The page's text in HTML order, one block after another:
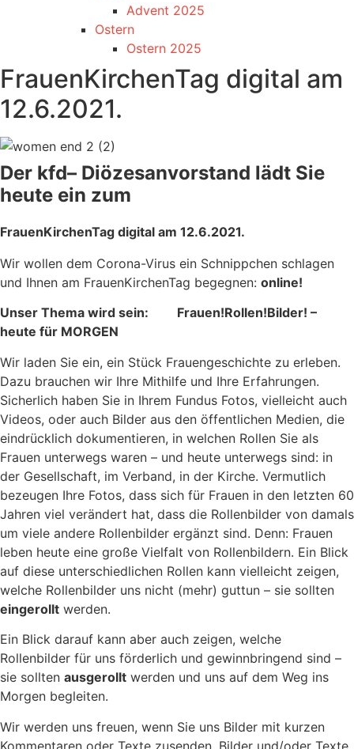
Advent 2025
Ostern
Ostern 2025
FrauenKirchenTag digital am
12.6.2021.
Der kfd– Diözesanvorstand lädt Sie
heute ein zum
FrauenKirchenTag digital am 12.6.2021.
Wir wollen dem Corona-Virus ein Schnippchen schlagen
und Ihnen am FrauenKirchenTag begegnen: online!
Unser Thema wird sein: Frauen!Rollen!Bilder! –
heute für MORGEN
Wir laden Sie ein, ein Stück Frauengeschichte zu erleben.
Dazu brauchen wir Ihre Mithilfe und Ihre Erfahrungen.
Sicherlich haben Sie in Ihrem Fundus Fotos, vielleicht auch
Videos, oder auch Bilder aus den öffentlichen Medien, die
eindrücklich dokumentieren, in welchen Rollen Sie als
Frauen unterwegs waren – und heute unterwegs sind: in
der Gesellschaft, im Verband, in der Kirche. Vermutlich
bezeugen Ihre Fotos, dass sich für Frauen in den letzten 60
Jahren viel verändert hat, dass die Rollenbilder von damals
um viele andere Rollenbilder ergänzt sind. Denn: Frauen
leben heute eine große Vielfalt von Rollenbildern. Ein Blick
auf diese unterschiedlichen Rollen kann vielleicht zeigen,
welche Rollenbilder uns nicht (mehr) guttun – sie sollten
eingerollt werden.
Ein Blick darauf kann aber auch zeigen, welche
Rollenbilder für uns förderlich und gewinnbringend sind –
sie sollten ausgerollt werden und uns auf dem Weg ins
Morgen begleiten.
Wir werden uns freuen, wenn Sie uns Bilder mit kurzen
Kommentaren oder Texte zusenden, Bilder und/oder Texte